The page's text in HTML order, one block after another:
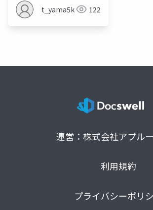
t_yama5k 122
運営：株式会社アプル
利用規約
プライバシーポリ